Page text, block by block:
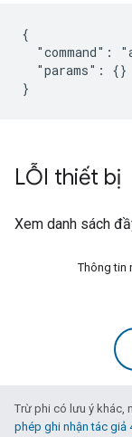
{
"command":
  "params": {}
}
LỖI thiết bị
Xem danh sách
Thông tin
Trừ phi có lưu ý khác,
phép ghi nhận tác giả